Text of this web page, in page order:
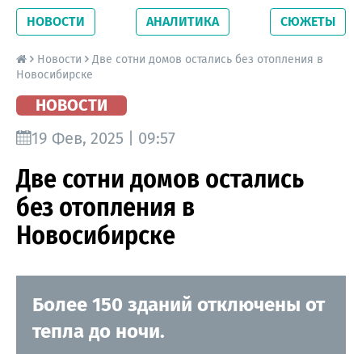
Новосибирской области. Читайте свежие
новости на сайте сетевого издания
Precedent.
НОВОСТИ АНАЛИТИКА СЮЖЕТЫ
Новости
Две сотни домов остались без отопления в
Новосибирске
НОВОСТИ
19 Фев, 2025 | 09:57
Две сотни домов остались
без отопления в
Новосибирске
Более 150 зданий отключены от
тепла до ночи.